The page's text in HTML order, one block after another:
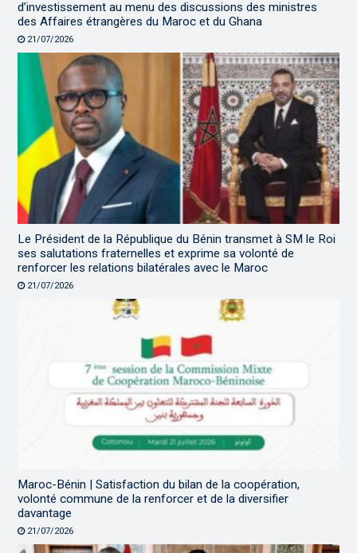
d’investissement au menu des discussions des ministres
des Affaires étrangères du Maroc et du Ghana
21/07/2026
Le Président de la République du Bénin transmet à SM le Roi
ses salutations fraternelles et exprime sa volonté de
renforcer les relations bilatérales avec le Maroc
21/07/2026
Maroc-Bénin | Satisfaction du bilan de la coopération,
volonté commune de la renforcer et de la diversifier
davantage
21/07/2026